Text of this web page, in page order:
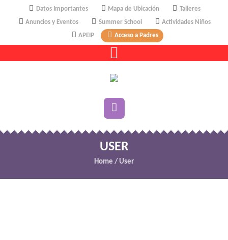
Datos Importantes Mapa de Ubicación
Talleres
Anuncios y Eventos
Summer School
Actividades Niños
APEIP
Acceso a Padres
USER
Home / User